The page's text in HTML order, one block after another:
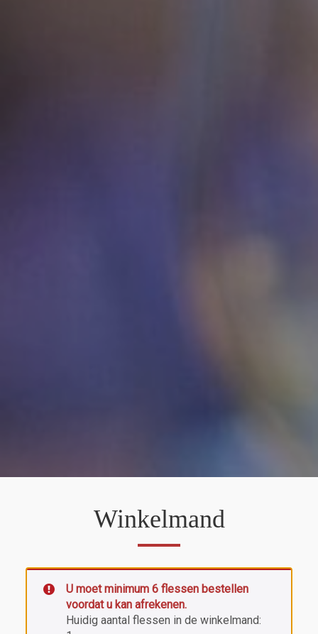
Winkelmand
U moet minimum 6 flessen bestellen
voordat u kan afrekenen.
Huidig aantal flessen in de winkelmand: